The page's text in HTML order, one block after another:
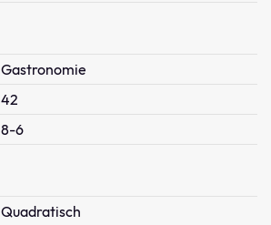
Gastronomie
42
8-6
Quadratisch